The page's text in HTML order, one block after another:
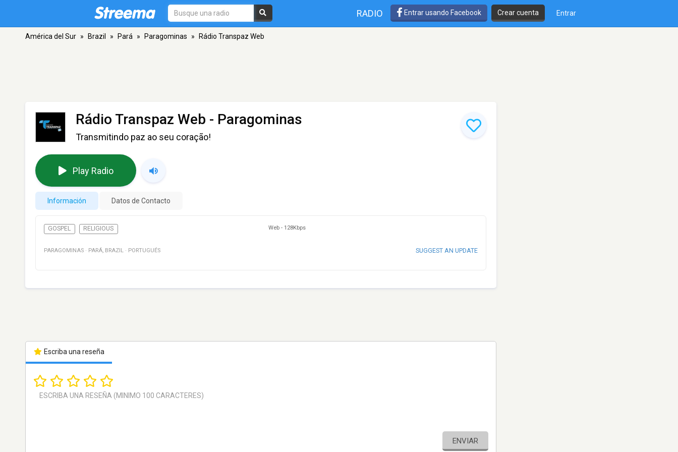
RADIO Entrar usando Facebook Crear cuenta Entrar
América del Sur » Brazil » Pará » Paragominas » Rádio Transpaz Web
Rádio Transpaz Web - Paragominas
Transmitindo paz ao seu coração!
Play Radio
Información Datos de Contacto
GOSPEL RELIGIOUS Web - 128Kbps
PARAGOMINAS · PARÁ, BRAZIL · PORTUGUÉS SUGGEST AN UPDATE
Escriba una reseña
ENVIAR